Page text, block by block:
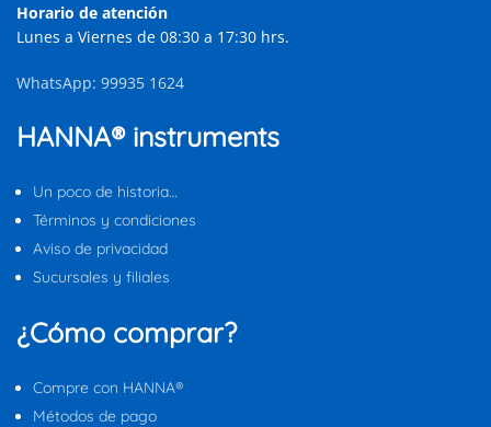
Horario de atención
Lunes a Viernes de 08:30 a 17:30 hrs.
WhatsApp: 99935 1624
HANNA® instruments
Un poco de historia…
Términos y condiciones
Aviso de privacidad
Sucursales y filiales
¿Cómo comprar?
Compre con HANNA®
Métodos de pago